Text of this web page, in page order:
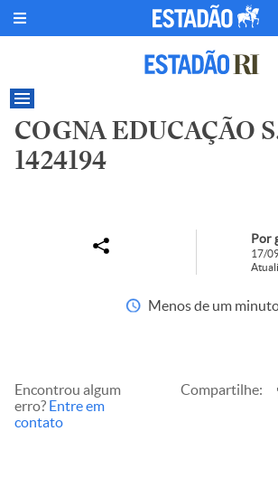
COGNA EDUCAÇÃO
1424194
Por
17/
Menos de um
Encontrou algum
erro? Entre em
contato
Compartilhe: